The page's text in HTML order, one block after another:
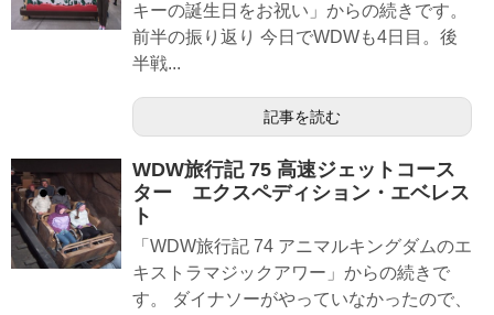
キーの誕生日をお祝い」からの続きです。
前半の振り返り 今日でWDWも4日目。後
半戦...
記事を読む
WDW旅行記 75 高速ジェットコース
ター エクスペディション・エベレス
ト
「WDW旅行記 74 アニマルキングダムのエ
キストラマジックアワー」からの続きで
す。 ダイナソーがやっていなかったので、